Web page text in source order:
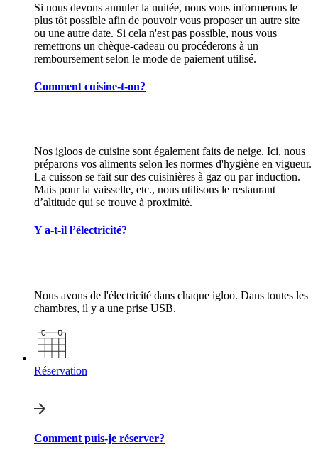
Si nous devons annuler la nuitée, nous vous informerons le
plus tôt possible afin de pouvoir vous proposer un autre site
ou une autre date. Si cela n'est pas possible, nous vous
remettrons un chèque-cadeau ou procéderons à un
remboursement selon le mode de paiement utilisé.
Comment cuisine-t-on?
Nos igloos de cuisine sont également faits de neige. Ici, nous
préparons vos aliments selon les normes d'hygiène en vigueur.
La cuisson se fait sur des cuisinières à gaz ou par induction.
Mais pour la vaisselle, etc., nous utilisons le restaurant
d’altitude qui se trouve à proximité.
Y a-t-il l’électricité?
Nous avons de l'électricité dans chaque igloo. Dans toutes les
chambres, il y a une prise USB.
Réservation
Comment puis-je réserver?